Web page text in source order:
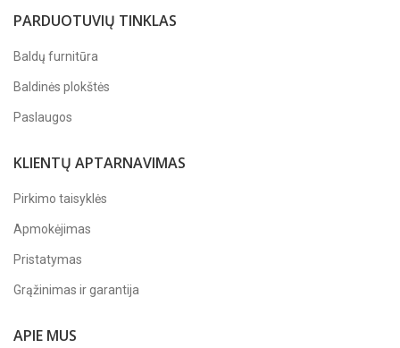
PARDUOTUVIŲ TINKLAS
Baldų furnitūra
Baldinės plokštės
Paslaugos
KLIENTŲ APTARNAVIMAS
Pirkimo taisyklės
Apmokėjimas
Pristatymas
Grąžinimas ir garantija
APIE MUS